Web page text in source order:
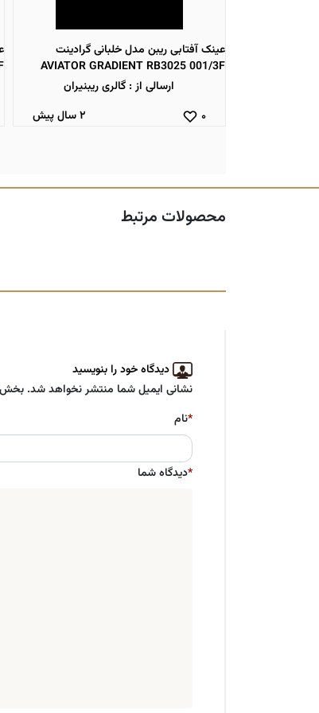
عینک آفتابی ریبن مدل خلبانی گرادینت
AVIATOR GRADIENT RB3025 001/3F
ارسالی از : گالری ریبنیران
۰
۲ سال پیش
محصولات مرتبط
دیدگاه خود را بنویسید
نشانی ایمیل شما منتشر نخواهد شد.
*نام
*دیدگاه شما